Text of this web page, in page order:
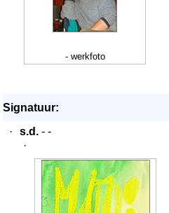
- werkfoto
Signatuur:
·
s.d. - -
·